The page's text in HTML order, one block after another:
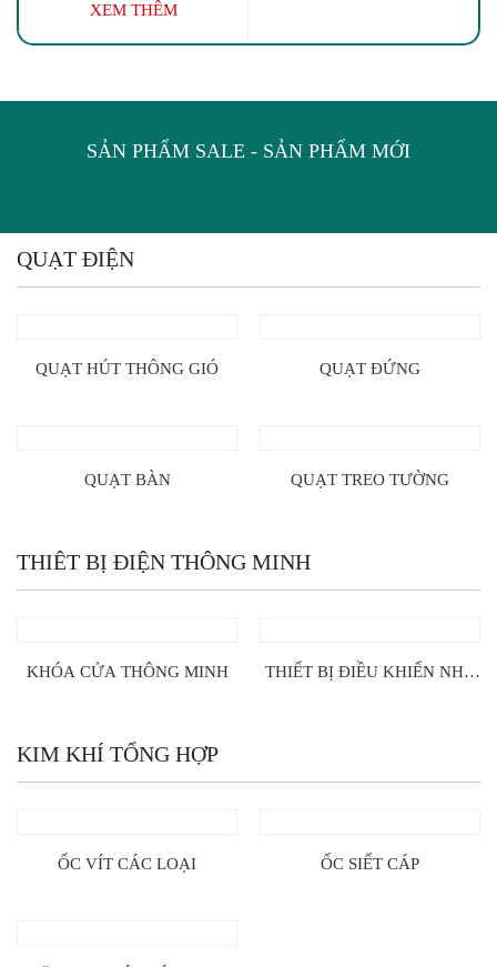
XEM THÊM
SẢN PHẨM SALE - SẢN PHẨM MỚI
QUẠT ĐIỆN
QUẠT HÚT THÔNG GIÓ QUẠT ĐỨNG
QUẠT BÀN QUẠT TREO TƯỜNG
THIÊT BỊ ĐIỆN THÔNG MINH
KHÓA CỬA THÔNG MINH
THIẾT BỊ ĐIỀU KHIỂN NHÀ
KIM KHÍ TỔNG HỢP
ỐC VÍT CÁC LOẠI ỐC SIẾT CÁP